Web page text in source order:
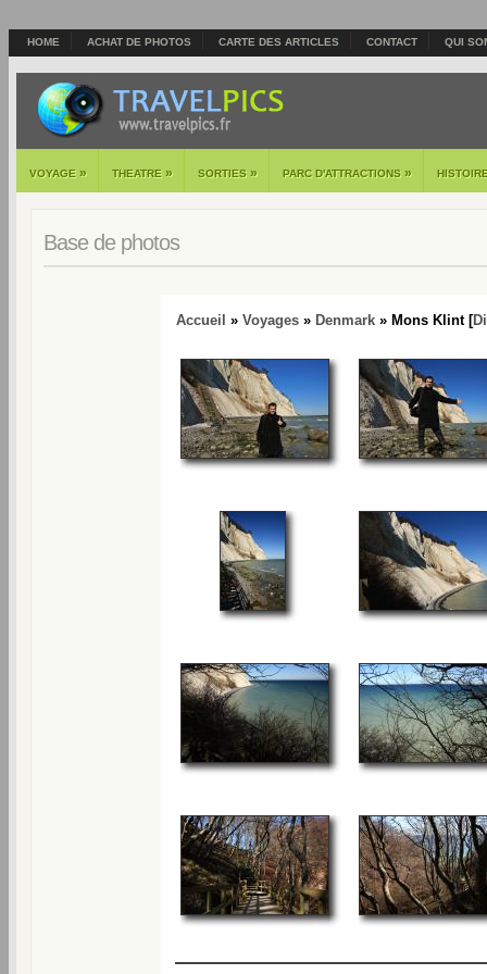
HOME ACHAT DE PHOTOS CARTE DES ARTICLES CONTACT QUI
VOYAGE » THEATRE » SORTIES » PARC D'ATTRACTIONS »
Base de photos
Accueil » Voyages» Denmark» Mons Klint [